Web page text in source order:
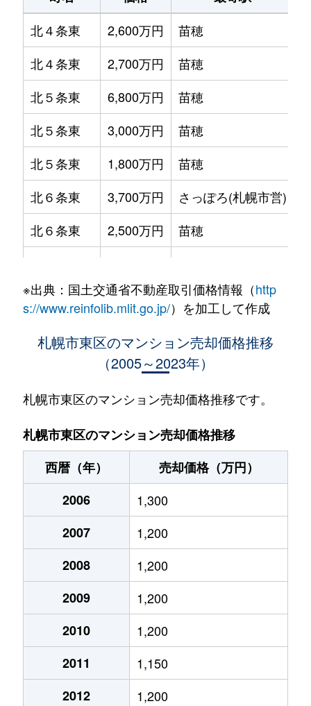
北４条東
2,600万円 苗穂
北４条東
2,700万円 苗穂
北５条東
6,800万円 苗穂
北５条東
3,000万円 苗穂
北５条東
1,800万円 苗穂
北６条東
3,700万円 さっぽろ(札幌市営)
北６条東
2,500万円 苗穂
北６条東
3,400万円 東区役所前
3,700万円 東区役所前
北６条東
3,400万円 東区役所前
北７条東
4,900万円 札幌(ＪＲ)
北７条東
3,500万円 東区役所前
北８条東
1,200万円
北８条東
1,400万円
北８条東
390万円
北８条東
390万円
北８条東
300万円
北８条東
3,000万円
北８条東
2,600万円
※出典：国土交通省不動産取引価格情報（http
s://www.reinfolib.mlit.go.jp/）を加工して作成
札幌市東区のマンション売却価格推移
（2005～2023年）
札幌市東区のマンション売却価格推移です。
札幌市東区のマンション売却価格推移
西暦（年）
売却価格（万円）
2006
1,300
2007
1,200
2008
1,200
2009
1,200
2010
1,200
2011
1,150
2012
1,200